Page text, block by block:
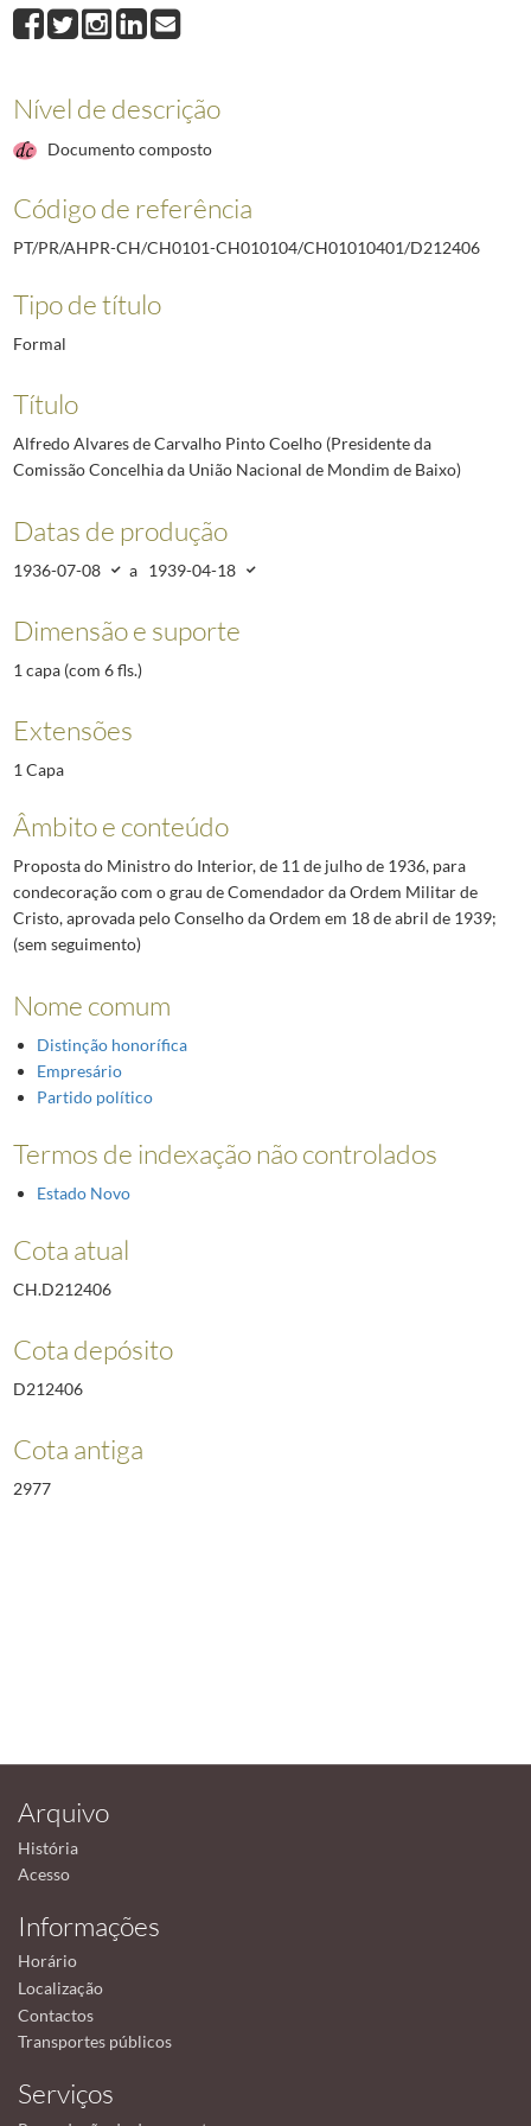
D212405Fernando Raio Rodrigues de Carvalho (Barão de S. Lázaro)
D212406Alfredo Alvares de Carvalho Pinto Coelho (Presidente da
D212408
João Lopes Vasques Osório (Administrador do concelho do
Manuel Soeiro de Faria (Capitão [de Infantaria] na Reserva,
D212410 João Manuel de Sousa Bastos (Assistente do Serviço Clínico de
(...)
D212778 D. António dos Reis Rodrigues (Bispo titular de Madarsuma)
Nível de descrição
Documento composto
Código de referência
PT/PR/AHPR-CH/CH0101-CH010104/CH01010401/D212406
Tipo de título
Formal
Título
Alfredo Alvares de Carvalho Pinto Coelho (Presidente da
Comissão Concelhia da União Nacional de Mondim de Baixo)
Datas de produção
1936-07-08 a 1939-04-18
Dimensão e suporte
1 capa (com 6 fls.)
Extensões
1 Capa
Âmbito e conteúdo
Proposta do Ministro do Interior, de 11 de julho de 1936, para
condecoração com o grau de Comendador da Ordem Militar de
Cristo, aprovada pelo Conselho da Ordem em 18 de abril de 1939;
(sem seguimento)
Nome comum
Distinção honorífica
Empresário
Partido político
Termos de indexação não controlados
Estado Novo
Cota atual
CH.D212406
Cota depósito
D212406
Cota antiga
2977
Arquivo
História
Acesso
Informações
Horário
Localização
Contactos
Transportes públicos
Serviços